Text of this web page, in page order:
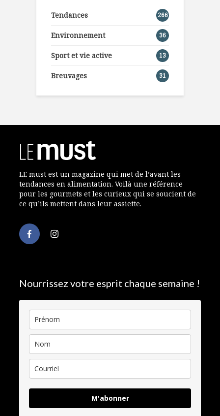
Tendances 266
Environnement 36
Sport et vie active 13
Breuvages 31
LE must est un magazine qui met de l’avant les
tendances en alimentation. Voilà une référence
pour les gourmets et les curieux qui se soucient de
ce qu’ils mettent dans leur assiette.
Nourrissez votre esprit chaque semaine !
M'abonner